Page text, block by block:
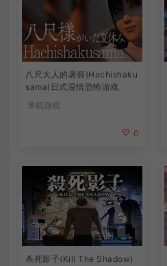
八尺大人的暑假(Hachishaku
sama)日式温情恐怖游戏
单机游戏
0
杀死影子(Kill The Shadow)